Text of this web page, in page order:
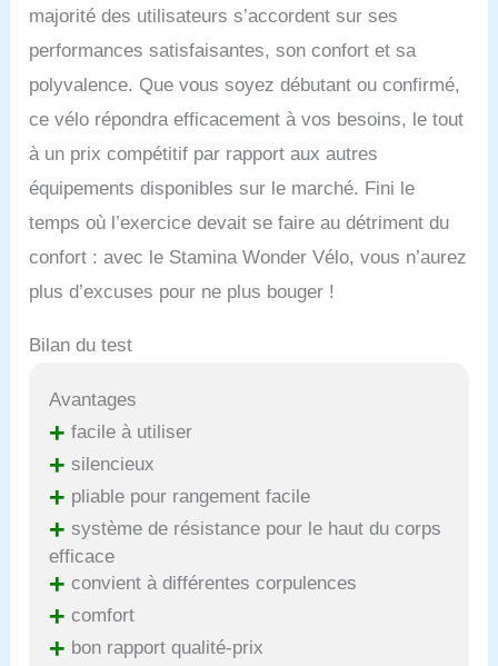
majorité des utilisateurs s’accordent sur ses
performances satisfaisantes, son confort et sa
polyvalence. Que vous soyez débutant ou confirmé,
ce vélo répondra efficacement à vos besoins, le tout
à un prix compétitif par rapport aux autres
équipements disponibles sur le marché. Fini le
temps où l’exercice devait se faire au détriment du
confort : avec le Stamina Wonder Vélo, vous n’aurez
plus d’excuses pour ne plus bouger !
Bilan du test
Avantages
+ facile à utiliser
+ silencieux
+ pliable pour rangement facile
+ système de résistance pour le haut du corps
efficace
+ convient à différentes corpulences
+ comfort
+ bon rapport qualité-prix